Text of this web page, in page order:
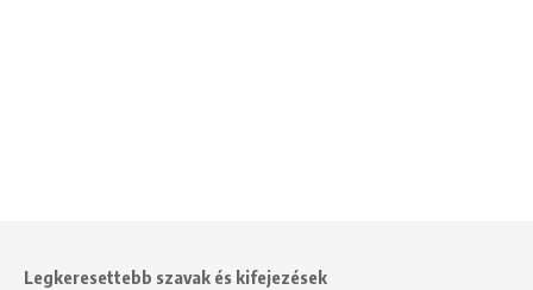
Legkeresettebb szavak és kifejezések